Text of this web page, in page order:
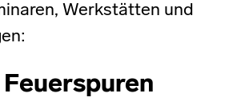
Werkstätten und